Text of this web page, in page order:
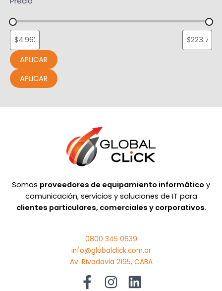
APLICAR
APLICAR
Somos proveedores de equipamiento informático y
comunicación, servicios y soluciones de IT para
clientes particulares, comerciales y corporativos.
0800 345 0639
info@globalclick.com.ar
Av. Rivadavia 2195, CABA